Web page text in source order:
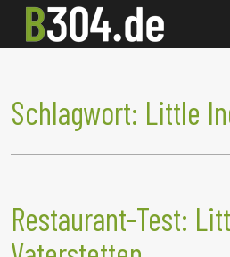
Schlagwort: Little
Restaurant-Test: